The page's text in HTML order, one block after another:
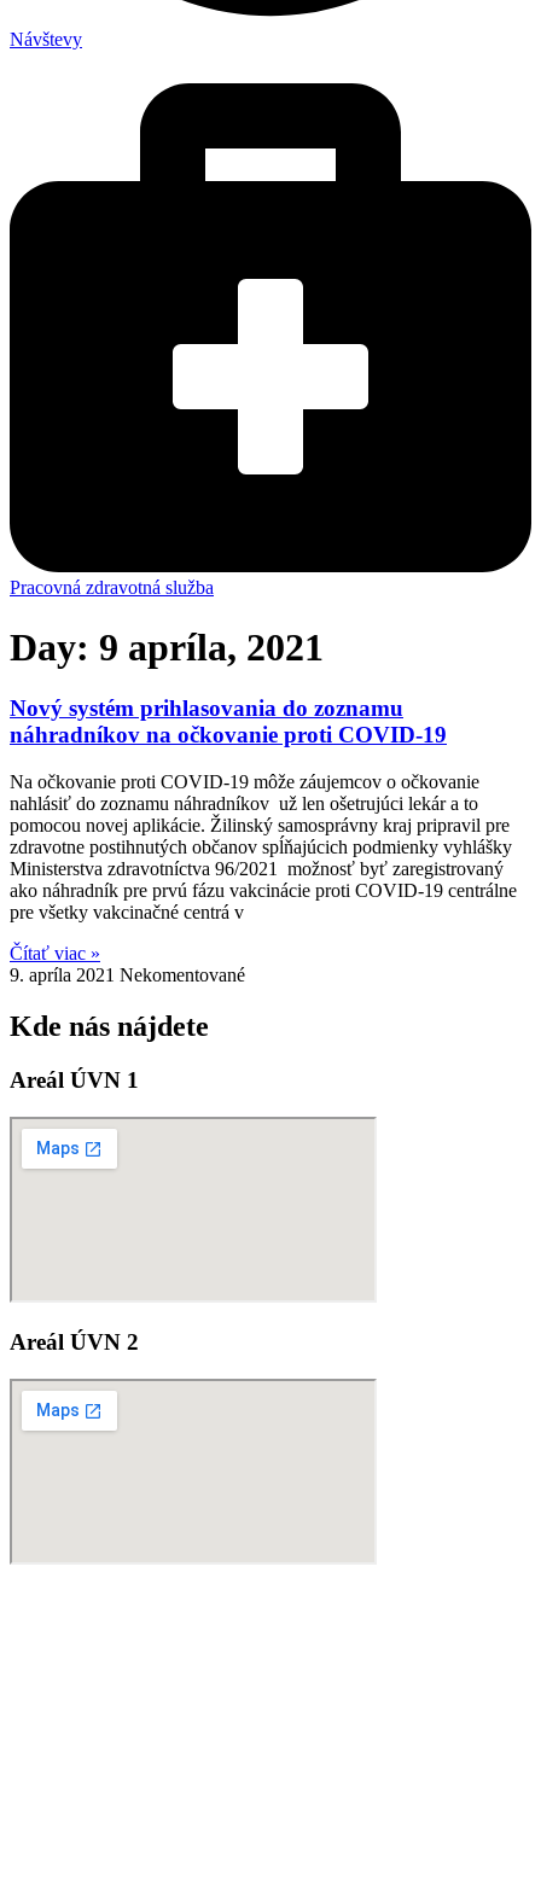
Návštevy
Pracovná zdravotná služba
Day: 9 apríla, 2021
Nový systém prihlasovania do zoznamu
náhradníkov na očkovanie proti COVID-19
Na očkovanie proti COVID-19 môže záujemcov o očkovanie
nahlásiť do zoznamu náhradníkov už len ošetrujúci lekár a to
pomocou novej aplikácie. Žilinský samosprávny kraj pripravil pre
zdravotne postihnutých občanov spĺňajúcich podmienky vyhlášky
Ministerstva zdravotníctva 96/2021 možnosť byť zaregistrovaný
ako náhradník pre prvú fázu vakcinácie proti COVID-19 centrálne
pre všetky vakcinačné centrá v
Čítať viac »
9. apríla 2021 Nekomentované
Kde nás nájdete
Areál ÚVN 1
Areál ÚVN 2